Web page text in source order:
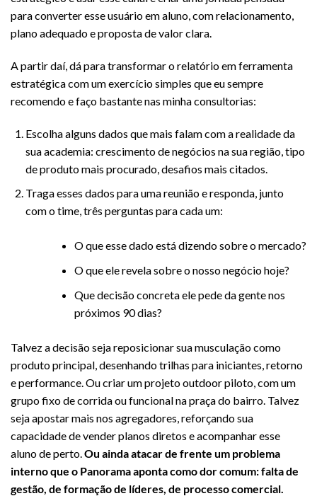
para converter esse usuário em aluno, com relacionamento,
plano adequado e proposta de valor clara.
A partir daí, dá para transformar o relatório em ferramenta
estratégica com um exercício simples que eu sempre
recomendo e faço bastante nas minha consultorias:
Escolha alguns dados que mais falam com a realidade da
sua academia: crescimento de negócios na sua região, tipo
de produto mais procurado, desafios mais citados.
Traga esses dados para uma reunião e responda, junto
com o time, três perguntas para cada um:
O que esse dado está dizendo sobre o mercado?
O que ele revela sobre o nosso negócio hoje?
Que decisão concreta ele pede da gente nos
próximos 90 dias?
Talvez a decisão seja reposicionar sua musculação como
produto principal, desenhando trilhas para iniciantes, retorno
e performance. Ou criar um projeto outdoor piloto, com um
grupo fixo de corrida ou funcional na praça do bairro. Talvez
seja apostar mais nos agregadores, reforçando sua
capacidade de vender planos diretos e acompanhar esse
aluno de perto. Ou ainda atacar de frente um problema
interno que o Panorama aponta como dor comum: falta de
gestão, de formação de líderes, de processo comercial.